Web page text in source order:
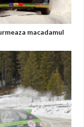
macadamul